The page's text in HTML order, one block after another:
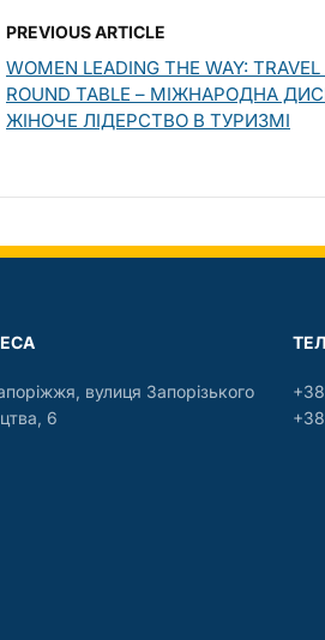
PREVIOUS ARTICLE
WOMEN LEADING THE WAY:
ROUND TABLE – МІЖНАРОДНА
ЖІНОЧЕ ЛІДЕРСТВО В ТУРИЗМІ
вулиця Запорізького
6